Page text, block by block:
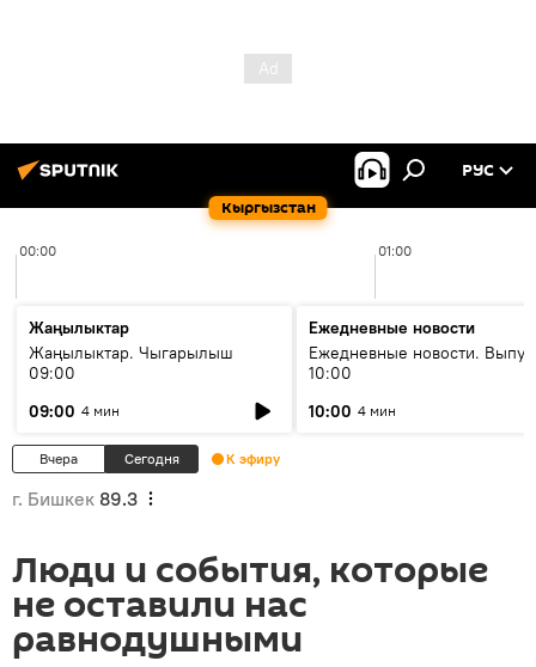
Кыргызстан
РУС
00:00 01:00
Жаңылыктар
Жаңылыктар. Чыгарылыш
09:00
09:00 4 мин
Ежедневные новости
Ежедневные новости.
10:00
10:00 4 мин
Вчера Сегодня К эфиру
г. Бишкек 89.3
Люди и события, которые
не оставили нас
равнодушными